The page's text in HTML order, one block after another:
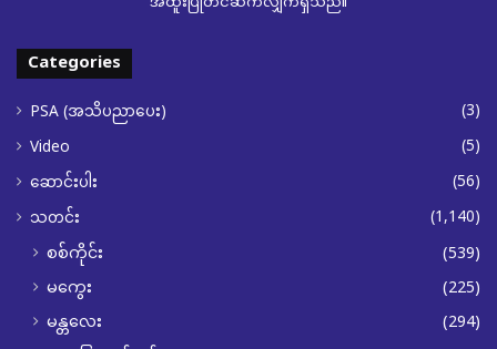
Categories
PSA (အသိပညာပေး)
(3)
Video
(5)
ဆောင်းပါး
(56)
သတင်း
(1,140)
စစ်ကိုင်း
(539)
မကွေး
(225)
မန္တလေး
(294)